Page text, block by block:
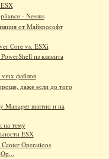
- Nessus
от Майкрософт
Core vs. ESXi
из клиента
vmx файлов
даже если до того
Manager внятно и на
на тему
ESX
Operations